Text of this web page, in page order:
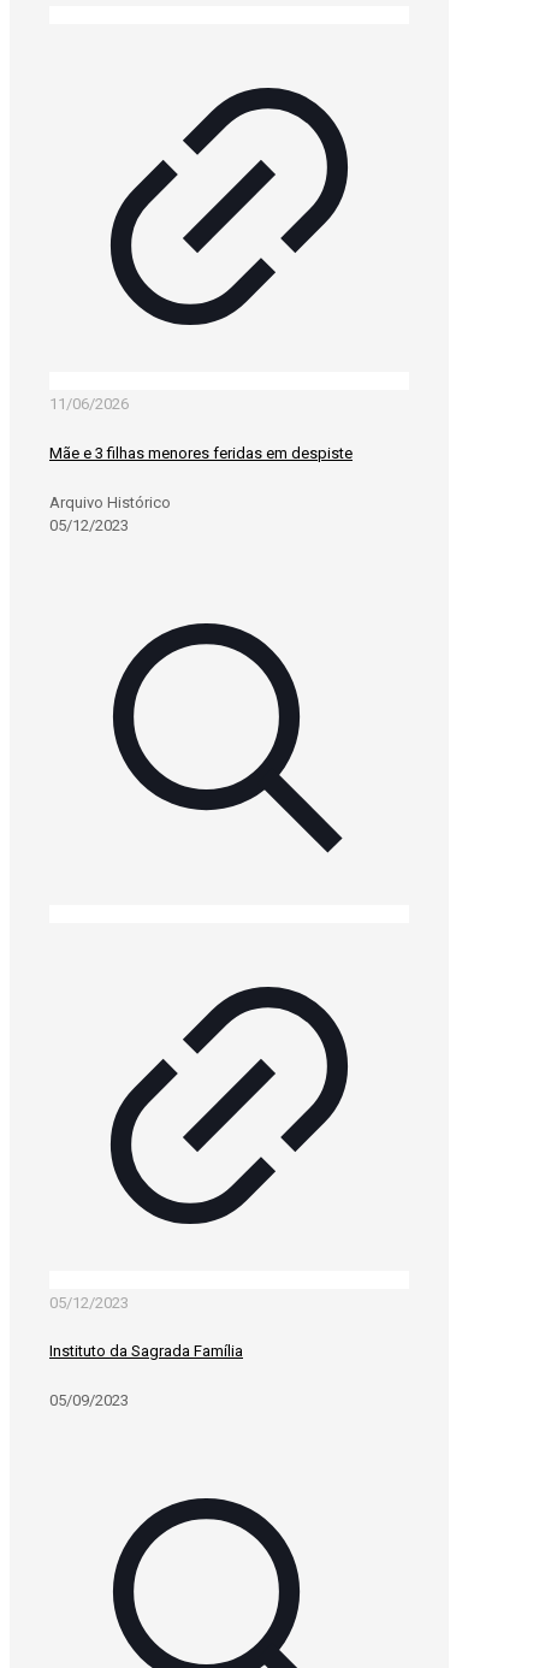
11/06/2026
Mãe e 3 filhas menores feridas em despiste
Arquivo Histórico
05/12/2023
05/12/2023
Instituto da Sagrada Família
05/09/2023